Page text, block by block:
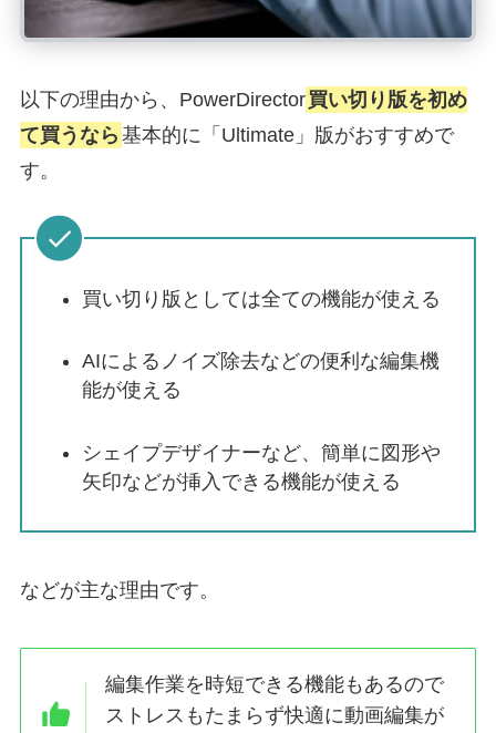
以下の理由から、PowerDirector買い切り版を初め
て買うなら 基本的に「Ultimate」版がおすすめで
す。
買い切り版としては全ての機能が使える
AIによるノイズ除去などの便利な編集機
能が使える
シェイプデザイナーなど、簡単に図形や
矢印などが挿入できる機能が使える
などが主な理由です。
編集作業を時短できる機能もあるので
ストレスもたまらず快適に動画編集が